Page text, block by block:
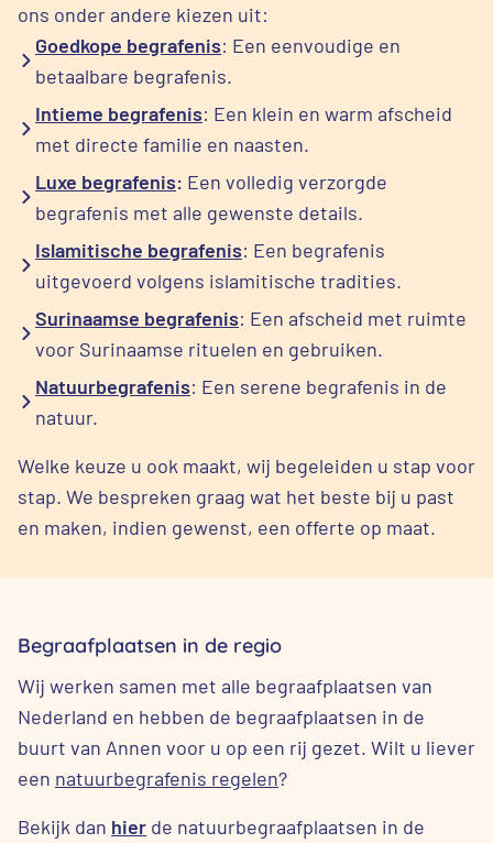
ons onder andere kiezen uit:
Goedkope begrafenis: Een eenvoudige en
betaalbare begrafenis.
Intieme begrafenis: Een klein en warm afscheid
met directe familie en naasten.
Luxe begrafenis: Een volledig verzorgde
begrafenis met alle gewenste details.
Islamitische begrafenis: Een begrafenis
uitgevoerd volgens islamitische tradities.
Surinaamse begrafenis: Een afscheid met ruimte
voor Surinaamse rituelen en gebruiken.
Natuurbegrafenis: Een serene begrafenis in de
natuur.
Welke keuze u ook maakt, wij begeleiden u stap voor
stap. We bespreken graag wat het beste bij u past
en maken, indien gewenst, een offerte op maat.
Begraafplaatsen in de regio
Wij werken samen met alle begraafplaatsen van
Nederland en hebben de begraafplaatsen in de
buurt van Annen voor u op een rij gezet. Wilt u liever
een natuurbegrafenis regelen?
Bekijk dan hier de natuurbegraafplaatsen in de